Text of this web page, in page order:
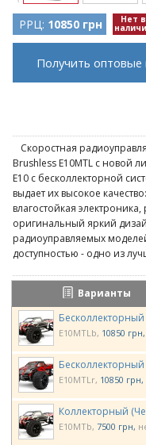
РРЦ: 10850 грн Нет в
Получить
Скоростная
Brushless E10MTL с новой
E10 с бесколлекторной
выдает их высокое
влагостойкая
оригинальный яркий
радиоуправляемых
доступностью - одно из
Варианты
E10MTLb 10850 грн
E10MTLr 10850 грн
Коллекторный
E10MTb 7500 грн